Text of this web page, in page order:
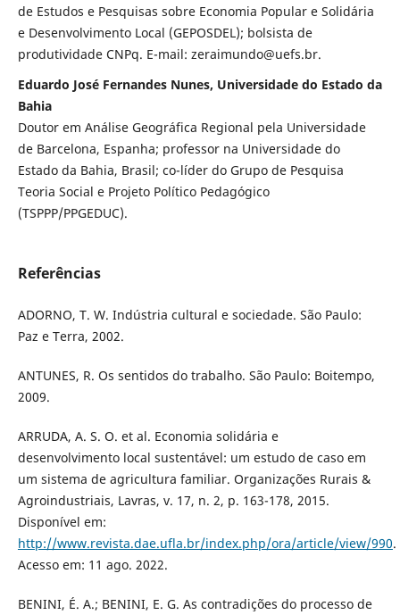
de Estudos e Pesquisas sobre Economia Popular e Solidária
e Desenvolvimento Local (GEPOSDEL); bolsista de
produtividade CNPq. E-mail: zeraimundo@uefs.br.
Eduardo José Fernandes Nunes, Universidade do Estado da
Bahia
Doutor em Análise Geográfica Regional pela Universidade
de Barcelona, Espanha; professor na Universidade do
Estado da Bahia, Brasil; co-líder do Grupo de Pesquisa
Teoria Social e Projeto Político Pedagógico
(TSPPP/PPGEDUC).
Referências
ADORNO, T. W. Indústria cultural e sociedade. São Paulo:
Paz e Terra, 2002.
ANTUNES, R. Os sentidos do trabalho. São Paulo: Boitempo,
2009.
ARRUDA, A. S. O. et al. Economia solidária e
desenvolvimento local sustentável: um estudo de caso em
um sistema de agricultura familiar. Organizações Rurais &
Agroindustriais, Lavras, v. 17, n. 2, p. 163-178, 2015.
Disponível em:
http://www.revista.dae.ufla.br/index.php/ora/article/view/990.
Acesso em: 11 ago. 2022.
BENINI, É. A.; BENINI, E. G. As contradições do processo de